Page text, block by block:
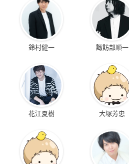
鈴村健一 諏訪部順一
花江夏樹 大塚芳忠